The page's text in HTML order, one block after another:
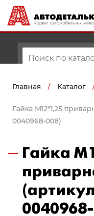
Главная / Каталог
Гайка М12*1,25
0040968-008)
Гайка